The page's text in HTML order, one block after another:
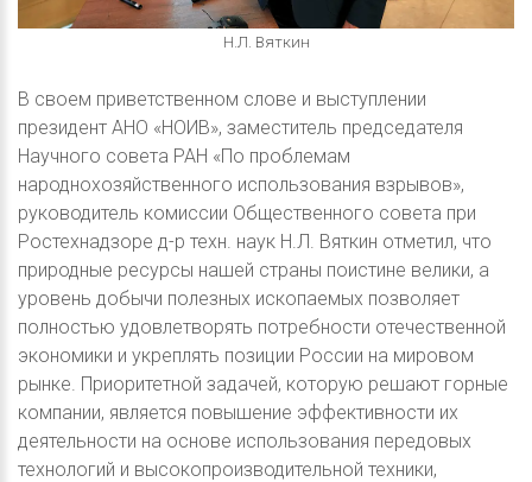
Н.Л. Вяткин
В своем приветственном слове и выступлении
президент АНО «НОИВ», заместитель председателя
Научного совета РАН «По проблемам
народнохозяйственного использования взрывов»,
руководитель комиссии Общественного совета при
Ростехнадзоре д-р техн. наук Н.Л. Вяткин отметил, что
природные ресурсы нашей страны поистине велики, а
уровень добычи полезных ископаемых позволяет
полностью удовлетворять потребности отечественной
экономики и укреплять позиции России на мировом
рынке. Приоритетной задачей, которую решают горные
компании, является повышение эффективности их
деятельности на основе использования передовых
технологий и высокопроизводительной техники,